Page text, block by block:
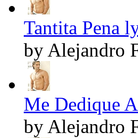
Tantita Pena
by Alejandro
Me Dedique
by Alejandro